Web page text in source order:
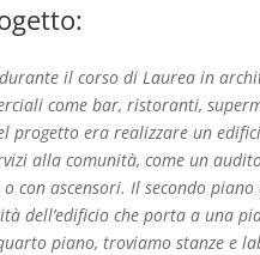
il corso di Laurea in
come bar, ristoranti,
progetto era realizzare un
alla comunità, come un
con ascensori. Il secondo
dell’edificio che porta a una
piano, troviamo stanze e